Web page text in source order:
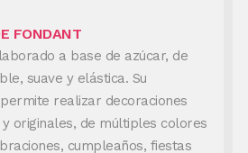
FONDANT
a base de azúcar, de
suave y elástica. Su
realizar decoraciones
originales, de múltiples colores
cumpleaños, fiestas